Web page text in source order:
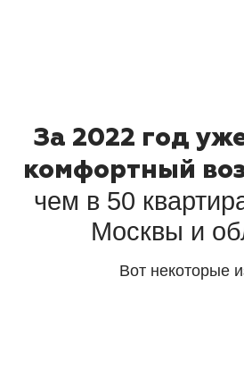
За 2022 год
комфортный
чем в 50
Москвы и
Вот некоторые